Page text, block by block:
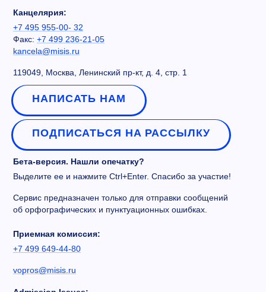
Канцелярия:
+7 495 955-00- 32
Факс: +7 499 236-21-05
kancela@misis.ru
119049, Москва, Ленинский пр-кт, д. 4, стр. 1
НАПИСАТЬ НАМ
ПОДПИСАТЬСЯ НА РАССЫЛКУ
Бета-версия. Нашли опечатку?
Выделите ее и нажмите Ctrl+Enter. Спасибо за участие!
Сервис предназначен только для отправки сообщений
об орфографических и пунктуационных ошибках.
Приемная комиссия:
+7 499 649-44-80
vopros@misis.ru